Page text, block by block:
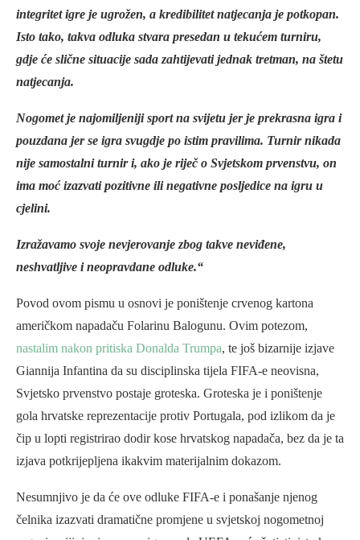
integritet igre je ugrožen, a kredibilitet natjecanja je potkopan.
Isto tako, takva odluka stvara presedan u tekućem turniru,
gdje će slične situacije sada zahtijevati jednak tretman, na štetu
natjecanja.
Nogomet je najomiljeniji sport na svijetu jer je prekrasna igra i
pouzdana jer se igra svugdje po istim pravilima. Turnir nikada
nije samostalni turnir i, ako je riječ o Svjetskom prvenstvu, on
ima moć izazvati pozitivne ili negativne posljedice na igru ​​u
cjelini.
Izražavamo svoje nevjerovanje zbog takve neviđene,
neshvatljive i neopravdane odluke.“
Povod ovom pismu u osnovi je poništenje crvenog kartona
američkom napadaču Folarinu Balogunu. Ovim potezom,
nastalim nakon pritiska Donalda Trumpa, te još bizarnije izjave
Giannija Infantina da su disciplinska tijela FIFA-e neovisna,
Svjetsko prvenstvo postaje groteska. Groteska je i poništenje
gola hrvatske reprezentacije protiv Portugala, pod izlikom da je
čip u lopti registrirao dodir kose hrvatskog napadača, bez da je ta
izjava potkrijepljena ikakvim materijalnim dokazom.
Nesumnjivo je da će ove odluke FIFA-e i ponašanje njenog
čelnika izazvati dramatične promjene u svjetskoj nogometnoj